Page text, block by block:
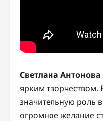
Светлана Антонова
ярким творчеством.
значительную роль
огромное желание